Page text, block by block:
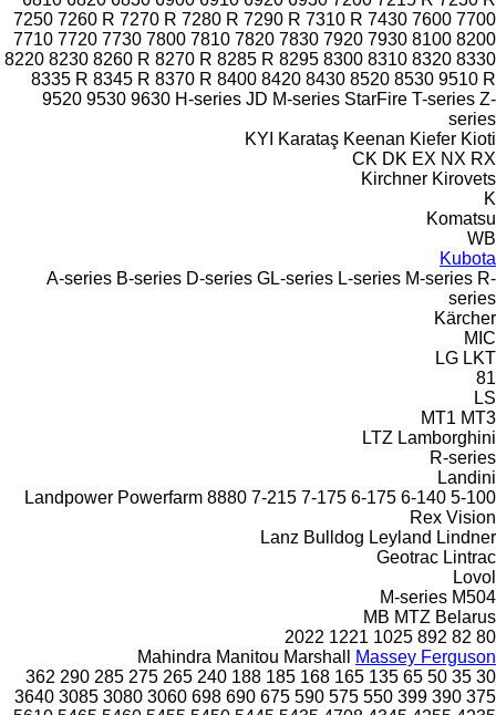
7250 7260 R 7270 R 7280 R 7290 R 7310 R 7430 7600 7700
7710 7720 7730 7800 7810 7820 7830 7920 7930 8100 8200
8220 8230 8260 R 8270 R 8285 R 8295 8300 8310 8320 8330
8335 R 8345 R 8370 R 8400 8420 8430 8520 8530 9510 R
9520 9530 9630 H-series JD M-series StarFire T-series Z-
series
KYI
Karataş Keenan Kiefer Kioti
CK DK EX NX RX
Kirchner Kirovets
K
Komatsu
WB
Kubota
A-series B-series D-series GL-series L-series M-series R-
series
Kärcher
MIC
LG LKT
81
LS
MT1 MT3
LTZ Lamborghini
R-series
Landini
5-100
6-140
6-175
7-175
7-215
8880
Landpower Powerfarm
Rex Vision
Lanz Bulldog Leyland Lindner
Geotrac Lintrac
Lovol
M-series M504
MB MTZ Belarus
80
82
892
1025
1221
2022
Mahindra Manitou Marshall
Massey Ferguson
30
35
50
65
135
165
168
185
188
240
265
275
285
290
362
375
390
399
550
575
590
675
690
698
3060
3080
3085
3640